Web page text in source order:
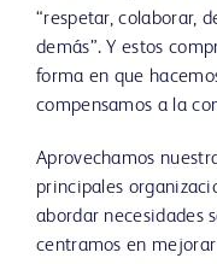
“respetar, colaborar,
demás”. Y estos
forma en que
compensamos a la
Aprovechamos
principales
abordar necesidades
centramos en